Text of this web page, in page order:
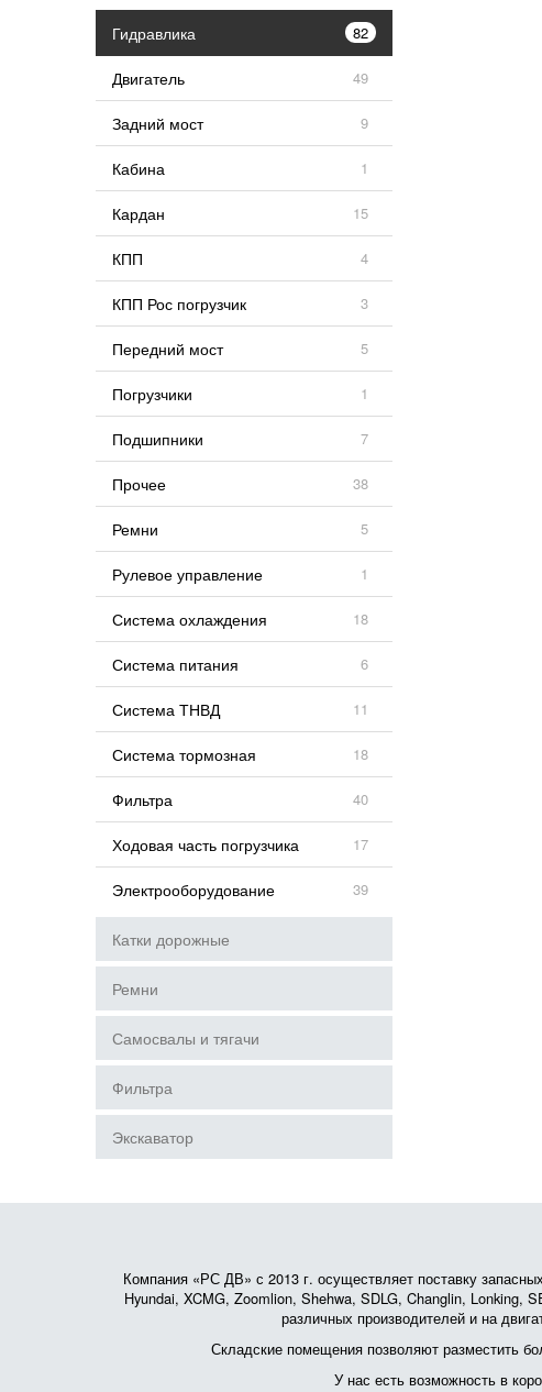
Гидравлика 82
Двигатель 49
Задний мост 9
Кабина 1
Кардан 15
КПП 4
КПП Рос погрузчик 3
Передний мост 5
Погрузчики 1
Подшипники 7
Прочее 38
Ремни 5
Рулевое управление 1
Система охлаждения 18
Система питания 6
Система ТНВД 11
Система тормозная 18
Фильтра 40
Ходовая часть погрузчика 17
Электрооборудование 39
Катки дорожные
Ремни
Самосвалы и тягачи
Фильтра
Экскаватор
Компания «РС ДВ» с 2013 г. осуществляет поставку
Hyundai, XCMG, Zoomlion, Shehwa, SDLG, Changlin, Lonking,
различных производителей и на
Складские помещения позволяют разместить
У нас есть возможность в